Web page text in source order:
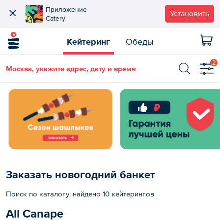
Приложение
Catery
Установить
Кейтеринг Обеды
Москва, укажите адрес, дату и время
2
Заказать новогодний банкет
Поиск по каталогу: найдено 10 кейтерингов
All Canape